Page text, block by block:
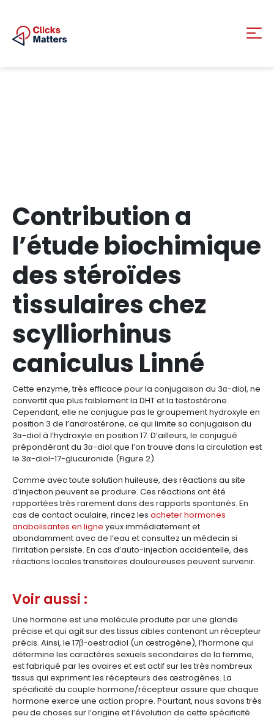
Contribution a
l’étude biochimique
des stéroïdes
tissulaires chez
scylliorhinus
caniculus Linné
Cette enzyme, très efficace pour la conjugaison du 3α-diol, ne
convertit que plus faiblement la DHT et la testostérone.
Cependant, elle ne conjugue pas le groupement hydroxyle en
position 3 de l’androstérone, ce qui limite sa conjugaison du
3α-diol à l’hydroxyle en position 17. D’ailleurs, le conjugué
prépondérant du 3α-diol que l’on trouve dans la circulation est
le 3α-diol-17-glucuronide (Figure 2).
Comme avec toute solution huileuse, des réactions au site
d’injection peuvent se produire. Ces réactions ont été
rapportées très rarement dans des rapports spontanés. En
cas de contact oculaire, rincez les acheter hormones
anabolisantes en ligne yeux immédiatement et
abondamment avec de l’eau et consultez un médecin si
l’irritation persiste. En cas d’auto-injection accidentelle, des
réactions locales transitoires douloureuses peuvent survenir.
Voir aussi :
Une hormone est une molécule produite par une glande
précise et qui agit sur des tissus cibles contenant un récepteur
précis. Ainsi, le 17β-oestradiol (un œstrogène), l’hormone qui
détermine les caractères sexuels secondaires de la femme,
est fabriqué par les ovaires et est actif sur les très nombreux
tissus qui expriment les récepteurs des œstrogènes. La
spécificité du couple hormone/récepteur assure que chaque
hormone exerce une action propre. Pourtant, nous savons très
peu de choses sur l’origine et l’évolution de cette spécificité.